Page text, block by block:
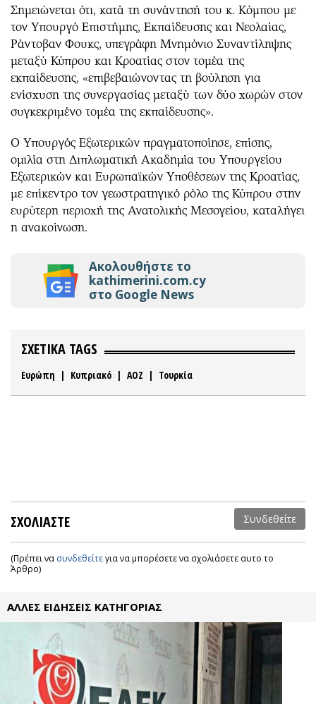
Σημειώνεται ότι, κατά τη συνάντησή του κ. Κόμπου με
τον Υπουργό Επιστήμης, Εκπαίδευσης και Νεολαίας,
Ράντοβαν Φουκς, υπεγράφη Μνημόνιο Συναντίληψης
μεταξύ Κύπρου και Κροατίας στον τομέα της
εκπαίδευσης, «επιβεβαιώνοντας τη βούληση για
ενίσχυση της συνεργασίας μεταξύ των δύο χωρών στον
συγκεκριμένο τομέα της εκπαίδευσης».
Ο Υπουργός Εξωτερικών πραγματοποίησε, επίσης,
ομιλία στη Διπλωματική Ακαδημία του Υπουργείου
Εξωτερικών και Ευρωπαϊκών Υποθέσεων της Κροατίας,
με επίκεντρο τον γεωστρατηγικό ρόλο της Κύπρου στην
ευρύτερη περιοχή της Ανατολικής Μεσογείου, καταλήγει
η ανακοίνωση.
Ακολουθήστε το
kathimerini.com.cy
στο Google News
ΣΧΕΤΙΚΑ TAGS
Ευρώπη | Κυπριακό | ΑΟΖ | Τουρκία
ΣΧΟΛΙΑΣΤΕ Συνδεθείτε
(Πρέπει να συνδεθείτεγια να μπορέσετε να σχολιάσετε αυτο το
Άρθρο)
ΑΛΛΕΣ ΕΙΔΗΣΕΙΣ ΚΑΤΗΓΟΡΙΑΣ